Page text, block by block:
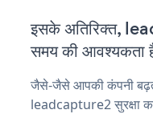
इसके अतिरिक्त,
समय की आवश्यकता
जैसे-जैसे आपकी कंपनी
leadcapture2 सुरक्षा